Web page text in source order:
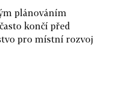
plánováním
končí před
pro místní rozvoj